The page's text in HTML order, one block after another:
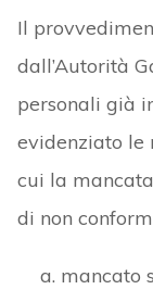
Il
dall’Autorità
personali già
evidenziato le
cui la
di non
mancato